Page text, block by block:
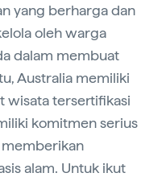
yang berharga dan
oleh warga
dalam membuat
Australia memiliki
wisata tersertifikasi
komitmen serius
alam. Untuk ikut